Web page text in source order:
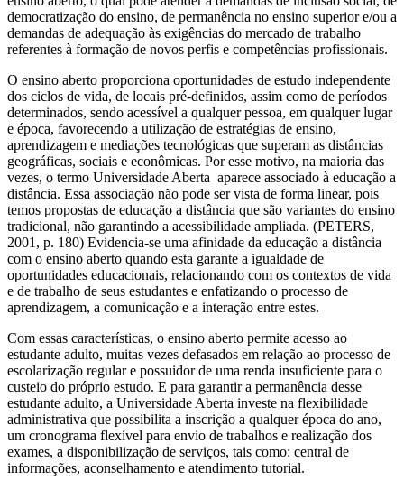
democratização do ensino, de permanência no ensino superior e/ou a
demandas de adequação às exigências do mercado de trabalho
referentes à formação de novos perfis e competências profissionais.
O ensino aberto proporciona oportunidades de estudo independente
dos ciclos de vida, de locais pré-definidos, assim como de períodos
determinados, sendo acessível a qualquer pessoa, em qualquer lugar
e época, favorecendo a utilização de estratégias de ensino,
aprendizagem e mediações tecnológicas que superam as distâncias
geográficas, sociais e econômicas. Por esse motivo, na maioria das
vezes, o termo Universidade Aberta aparece associado à educação a
distância. Essa associação não pode ser vista de forma linear, pois
temos propostas de educação a distância que são variantes do ensino
tradicional, não garantindo a acessibilidade ampliada. (PETERS,
2001, p. 180) Evidencia-se uma afinidade da educação a distância
com o ensino aberto quando esta garante a igualdade de
oportunidades educacionais, relacionando com os contextos de vida
e de trabalho de seus estudantes e enfatizando o processo de
aprendizagem, a comunicação e a interação entre estes.
Com essas características, o ensino aberto permite acesso ao
estudante adulto, muitas vezes defasados em relação ao processo de
escolarização regular e possuidor de uma renda insuficiente para o
custeio do próprio estudo. E para garantir a permanência desse
estudante adulto, a Universidade Aberta investe na flexibilidade
administrativa que possibilita a inscrição a qualquer época do ano,
um cronograma flexível para envio de trabalhos e realização dos
exames, a disponibilização de serviços, tais como: central de
informações, aconselhamento e atendimento tutorial.